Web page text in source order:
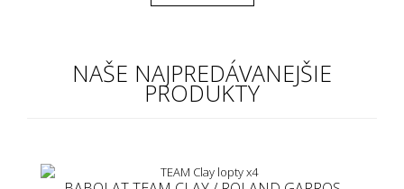
NAŠE NAJPREDÁVANEJŠIE
PRODUKTY